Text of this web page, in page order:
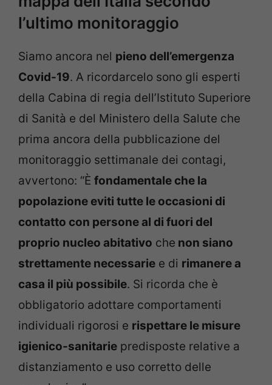
l’ultimo monitoraggio
Siamo ancora nel pieno dell’emergenza
Covid-19. A ricordarcelo sono gli esperti
della Cabina di regia dell’Istituto Superiore
di Sanità e del Ministero della Salute che
prima ancora della pubblicazione del
monitoraggio settimanale dei contagi,
avvertono: “È fondamentale che la
popolazione eviti tutte le occasioni di
contatto con persone al di fuori del
proprio nucleo abitativo che non siano
strettamente necessarie e di rimanere a
casa il più possibile. Si ricorda che è
obbligatorio adottare comportamenti
individuali rigorosi e rispettare le misure
igienico-sanitarie predisposte relative a
distanziamento e uso corretto delle